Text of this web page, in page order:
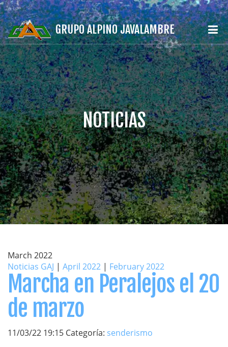
GRUPO ALPINO JAVALAMBRE
NOTICIAS
March 2022
Noticias GAJ | April 2022 | February 2022
Marcha en Peralejos el 20
de marzo
11/03/22 19:15 Categoría: senderismo